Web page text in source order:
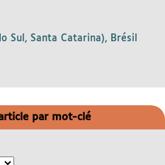
Sul, Santa Catarina), Brésil
par mot-clé